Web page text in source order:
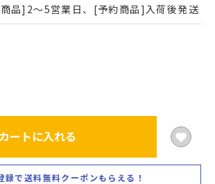
品]2～5営業日、[予約商品]入荷後発送
カートに入れる
録で送料無料クーポンもらえる！